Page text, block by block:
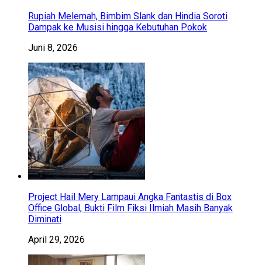
Rupiah Melemah, Bimbim Slank dan Hindia Soroti
Dampak ke Musisi hingga Kebutuhan Pokok
Juni 8, 2026
Project Hail Mery Lampaui Angka Fantastis di Box
Office Global, Bukti Film Fiksi Ilmiah Masih Banyak
Diminati
April 29, 2026